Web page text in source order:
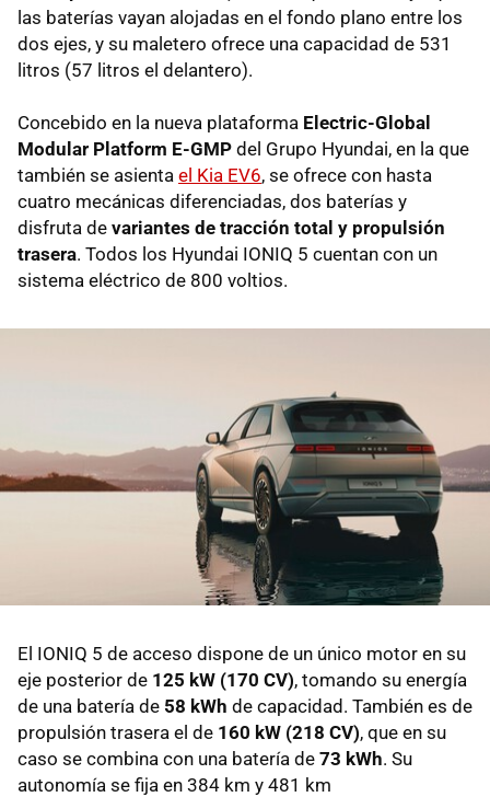
las baterías vayan alojadas en el fondo plano entre los
dos ejes, y su maletero ofrece una capacidad de 531
litros (57 litros el delantero).
Concebido en la nueva plataforma Electric-Global
Modular Platform E-GMP del Grupo Hyundai, en la que
también se asienta el Kia EV6, se ofrece con hasta
cuatro mecánicas diferenciadas, dos baterías y
disfruta de variantes de tracción total y propulsión
trasera. Todos los Hyundai IONIQ 5 cuentan con un
sistema eléctrico de 800 voltios.
El IONIQ 5 de acceso dispone de un único motor en su
eje posterior de 125 kW (170 CV), tomando su energía
de una batería de 58 kWh de capacidad. También es de
propulsión trasera el de 160 kW (218 CV), que en su
caso se combina con una batería de 73 kWh. Su
autonomía se fija en 384 km y 481 km